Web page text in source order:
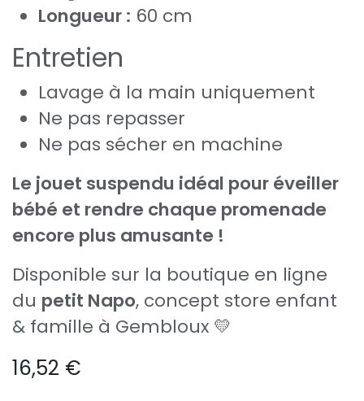
Longueur : 60 cm
Entretien
Lavage à la main uniquement
Ne pas repasser
Ne pas sécher en machine
Le jouet suspendu idéal pour éveiller
bébé et rendre chaque promenade
encore plus amusante !
Disponible sur la boutique en ligne
du petit Napo, concept store enfant
& famille à Gembloux 💛
16,52 €